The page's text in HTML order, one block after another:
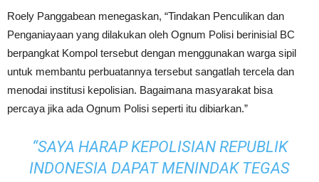
Roely Panggabean menegaskan, “Tindakan Penculikan dan
Penganiayaan yang dilakukan oleh Ognum Polisi berinisial BC
berpangkat Kompol tersebut dengan menggunakan warga sipil
untuk membantu perbuatannya tersebut sangatlah tercela dan
menodai institusi kepolisian. Bagaimana masyarakat bisa
percaya jika ada Ognum Polisi seperti itu dibiarkan.”
“SAYA HARAP KEPOLISIAN REPUBLIK
INDONESIA DAPAT MENINDAK TEGAS